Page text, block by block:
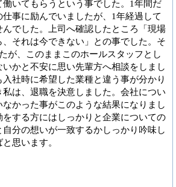
いてもらうという事でした。1年間だ
事に励んでいましたが、1年経過して
んでした。上司へ確認したところ「現場
それは今できない」との事でした。そ
が、このままこのホールスタッフとし
かと不安に思い先輩方へ相談をしまし
社時に希望した業種と違う事が分かり
私は、退職を決意しました。会社につい
かった事がこのような結果になりまし
する方にはしっかりと企業についての
分の想いが一致するかしっかり吟味し
思います。